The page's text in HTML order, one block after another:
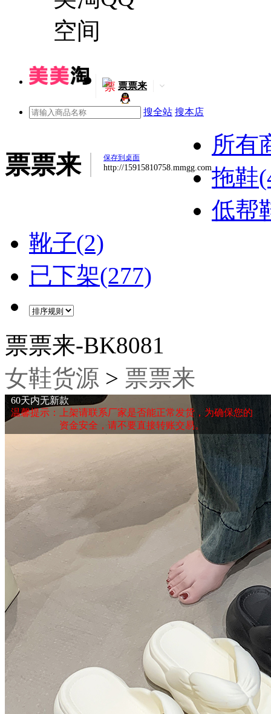
票 票票来
搜全站 搜本店
票票来 保存到桌面
http://15915810758.mmgg.com
所有
拖鞋
低帮
靴子(2)
已下架(277)
票票来-BK8081
女鞋货源 > 票票来
60天内无新款
温馨提示：上架请联系厂家是否能正常发货，为确保您的
资金安全，请不要直接转账交易。